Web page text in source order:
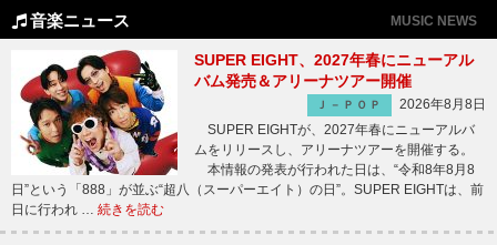
音楽ニュース MUSIC NEWS
SUPER EIGHT、2027年春にニューアル
バム発売＆アリーナツアー開催
Ｊ－ＰＯＰ
2026年8月8日
SUPER EIGHTが、2027年春にニューアルバ
ムをリリースし、アリーナツアーを開催する。
本情報の発表が行われた日は、“令和8年8月8
日”という「888」が並ぶ“超八（スーパーエイト）の日”。SUPER EIGHTは、前
日に行われ … 続きを読む